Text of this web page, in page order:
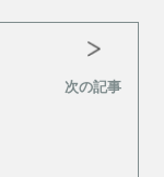
次の記事